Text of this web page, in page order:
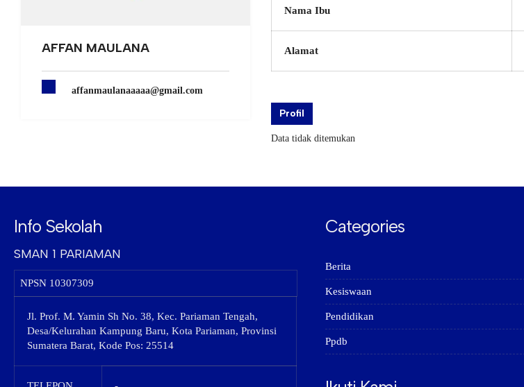
AFFAN MAULANA
affanmaulanaaaaa@gmail.com
Nama Ibu
Alamat
Profil
Data tidak ditemukan
Info Sekolah
SMAN 1 PARIAMAN
NPSN 10307309
Jl. Prof. M. Yamin Sh No. 38, Kec. Pariaman Tengah,
Desa/Kelurahan Kampung Baru, Kota Pariaman, Provinsi
Sumatera Barat, Kode Pos: 25514
Categories
Berita
Kesiswaan
Pendidikan
Ppdb